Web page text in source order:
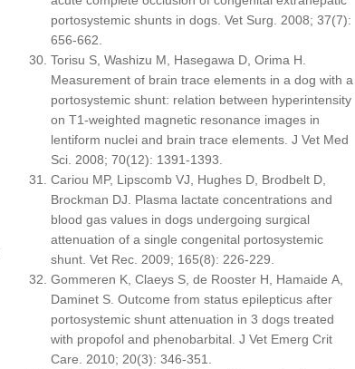
portosystemic shunts in dogs. Vet Surg. 2008; 37(7):
656-662.
Torisu S, Washizu M, Hasegawa D, Orima H.
Measurement of brain trace elements in a dog with a
portosystemic shunt: relation between hyperintensity
on T1-weighted magnetic resonance images in
lentiform nuclei and brain trace elements. J Vet Med
Sci. 2008; 70(12): 1391-1393.
Cariou MP, Lipscomb VJ, Hughes D, Brodbelt D,
Brockman DJ. Plasma lactate concentrations and
blood gas values in dogs undergoing surgical
attenuation of a single congenital portosystemic
shunt. Vet Rec. 2009; 165(8): 226-229.
Gommeren K, Claeys S, de Rooster H, Hamaide A,
Daminet S. Outcome from status epilepticus after
portosystemic shunt attenuation in 3 dogs treated
with propofol and phenobarbital. J Vet Emerg Crit
Care. 2010; 20(3): 346-351.